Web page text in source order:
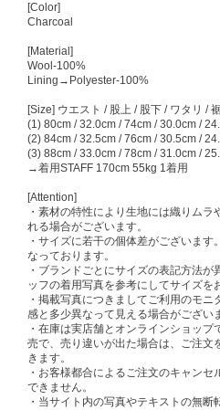
[Color]
Charcoal
[Material]
Wool-100%
Lining→Polyester-100%
[Size] ウエスト / 股上 / 股下 / ワタリ /
(1) 80cm / 32.0cm / 74cm / 30.0cm /
(2) 84cm / 32.5cm / 76cm / 30.5cm /
(3) 88cm / 33.0cm / 78cm / 31.0cm /
→着用STAFF 170cm 55kg 1着用
[Attention]
・素材の特性により生地には織りム
れる場合がございます。
・サイズに若干の個体差がございます
なっております。
・ブランドごとにサイズの表記方法
ッフの着用写真を参考にしてサイズを
・掲載写真につきましてご利用のモ
感と多少異なって見える場合がござい
・在庫は実店舗とオンラインショッ
売で、売り違いが出た場合は、ご注文
きます。
・お客様都合によるご注文のキャン
できません。
・当サイト内の写真やテキストの無断